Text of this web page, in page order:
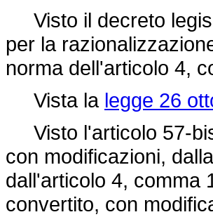
Visto il decreto
per la
norma dell'articolo 4,
Vista la legge 26
Visto l'articolo 57-
con modificazioni,
dall'articolo 4, comma
convertito, con